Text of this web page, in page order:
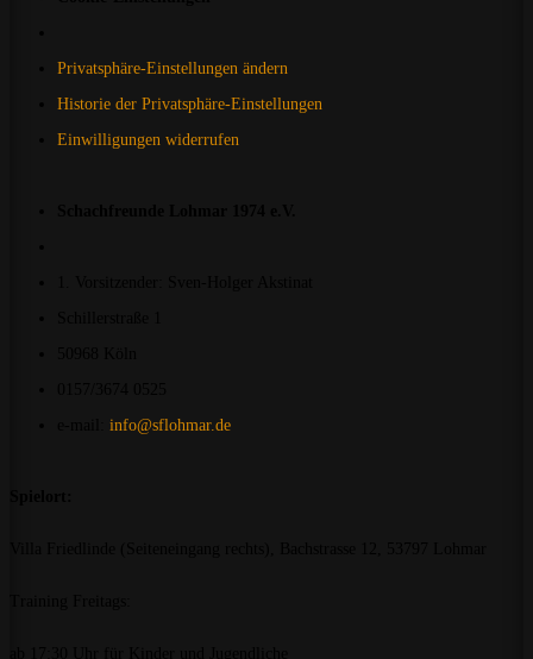
Privatsphäre-Einstellungen ändern
Historie der Privatsphäre-Einstellungen
Einwilligungen widerrufen
info@sflohmar.de